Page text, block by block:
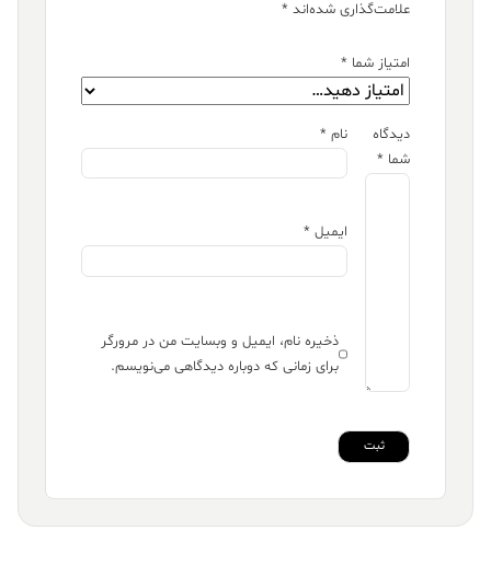
علامت‌گذاری شده‌اند *
امتیاز شما *
دیدگاه
شما *
نام *
ایمیل *
ذخیره نام، ایمیل و وبسایت من در مرورگر
برای زمانی که دوباره دیدگاهی می‌نویسم.